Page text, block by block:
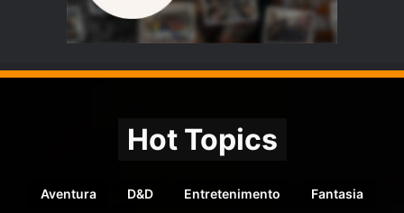
Hot Topics
Aventura D&D Entretenimento Fantasia